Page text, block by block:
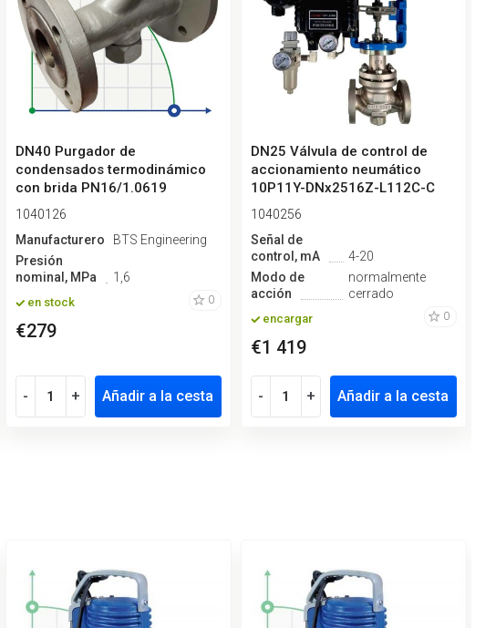
DN40 Purgador de
condensados termodinámico
con brida PN16/1.0619
1040126
Manufacturero
BTS Engineering
Presión
nominal, MPa
1,6
en stock 0
€279
- + Añadir a la cesta
DN25 Válvula de control de
accionamiento neumático
10P11Y-DNx2516Z-L112C-C
(c...
1040256
Señal de
control, mA
4-20
Modo de
acción
normalmente
cerrado
encargar 0
€1 419
- + Añadir a la cesta